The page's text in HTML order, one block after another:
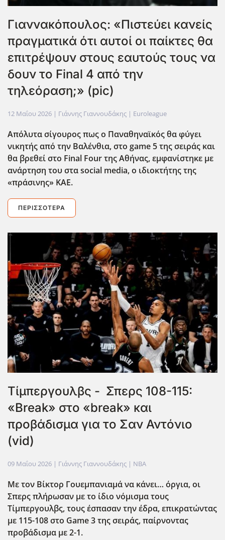
Γιαννακόπουλος: «Πιστεύει κανείς
πραγματικά ότι αυτοί οι παίκτες θα
επιτρέψουν στους εαυτούς τους να
δουν το Final 4 από την
τηλεόραση;» (pic)
12 Μαΐου 2026 | Γιάννης Γιαννουδάκης | Euroleague
Απόλυτα σίγουρος πως ο Παναθηναϊκός θα φύγει
νικητής από την Βαλένθια, στο game 5 της σειράς και
θα βρεθεί στο Final Fourτης Αθήνας, εμφανίστηκε με
ανάρτηση του στα social media, ο ιδιοκτήτης της
«πράσινης» ΚΑΕ.
ΠΕΡΙΣΣΌΤΕΡΑ
Τίμπεργουλβς - Σπερς 108-115:
«Break» στο «break» και
προβάδισμα για το Σαν Αντόνιο
(vid)
09 Μαΐου 2026 | Γιάννης Γιαννουδάκης | NBA
Με τον Βίκτορ Γουεμπανιαμά να κάνει… όργια, οι
Σπερς πλήρωσαν με το ίδιο νόμισμα τους
Τίμπεργουλβς, τους έσπασαν την έδρα, επικρατώντας
με 115-108 στο Game3 της σειράς, παίρνοντας
προβάδισμα με 2-1.